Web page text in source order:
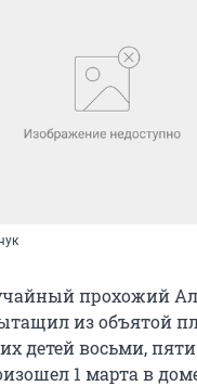
прохожий
из объятой
детей восьми, пяти
1 марта в